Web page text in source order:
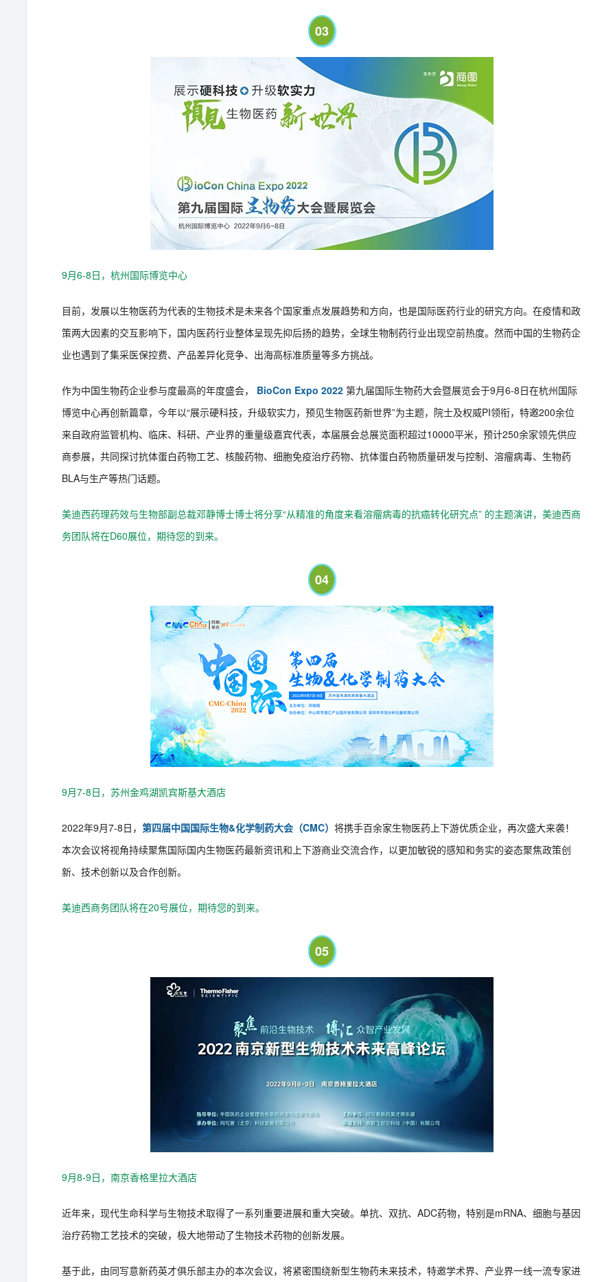
03
9月6-8日，杭州国际博览中心
目前，发展以生物医药为代表的生物技术是未来各个国家重点发展趋势和方向，也是国际医药行业的研究方向。在疫情和政
策两大因素的交互影响下，国内医药行业整体呈现先抑后扬的趋势，全球生物制药行业出现空前热度。然而中国的生物药企
业也遇到了集采医保控费、产品差异化竞争、出海高标准质量等多方挑战。
作为中国生物药企业参与度最高的年度盛会， BioCon Expo 2022 第九届国际生物药大会暨展览会于9月6-8日在杭州国际
博览中心再创新篇章，今年以“展示硬科技，升级软实力，预见生物医药新世界”为主题，院士及权威PI领衔，特邀200余位
来自政府监管机构、临床、科研、产业界的重量级嘉宾代表，本届展会总展览面积超过10000平米，预计250余家领先供应
商参展，共同探讨抗体蛋白药物工艺、核酸药物、细胞免疫治疗药物、抗体蛋白药物质量研发与控制、溶瘤病毒、生物药
BLA与生产等热门话题。
美迪西药理药效与生物部副总裁邓静博士博士将分享“从精准的角度来看溶瘤病毒的抗癌转化研究点” 的主题演讲，美迪西商
务团队将在D60展位，期待您的到来。
04
9月7-8日，苏州金鸡湖凯宾斯基大酒店
2022年9月7-8日，第四届中国国际生物&化学制药大会（CMC）将携手百余家生物医药上下游优质企业，再次盛大来袭！
本次会议将视角持续聚焦国际国内生物医药最新资讯和上下游商业交流合作，以更加敏锐的感知和务实的姿态聚焦政策创
新、技术创新以及合作创新。
美迪西商务团队将在20号展位，期待您的到来。
05
9月8-9日，南京香格里拉大酒店
近年来，现代生命科学与生物技术取得了一系列重要进展和重大突破。单抗、双抗、ADC药物，特别是mRNA、细胞与基因
治疗药物工艺技术的突破，极大地带动了生物技术药物的创新发展。
基于此，由同写意新药英才俱乐部主办的本次会议，将紧密围绕新型生物药未来技术，特邀学术界、产业界一线一流专家进